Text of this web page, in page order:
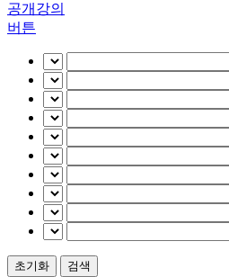
공개강의
버튼